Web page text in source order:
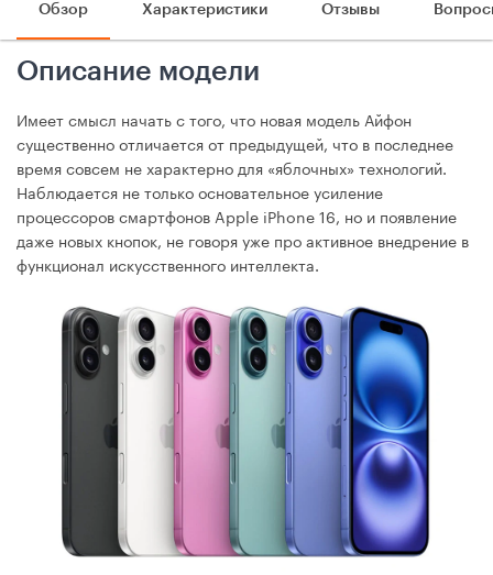
Обзор Характеристики Отзывы
Описание модели
Имеет смысл начать с того, что новая модель Айфон
существенно отличается от предыдущей, что в последнее
время совсем не характерно для «яблочных» технологий.
Наблюдается не только основательное усиление
процессоров смартфонов Apple iPhone 16, но и появление
даже новых кнопок, не говоря уже про активное внедрение в
функционал искусственного интеллекта.